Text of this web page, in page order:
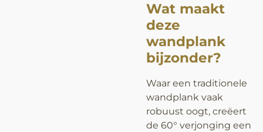
Wat maakt
deze
wandplank
bijzonder?
Waar een traditionele
wandplank vaak
robuust oogt, creëert
de 60° verjonging een